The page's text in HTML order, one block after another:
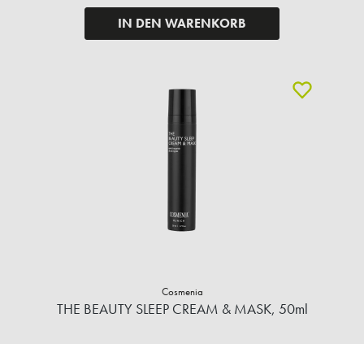
IN DEN WARENKORB
Cosmenia
THE BEAUTY SLEEP CREAM & MASK, 50ml